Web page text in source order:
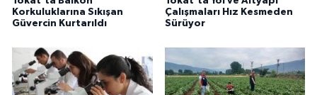
Korkuluklarına Sıkışan
Güvercin Kurtarıldı
Çalışmaları Hız Kesmeden
Sürüyor